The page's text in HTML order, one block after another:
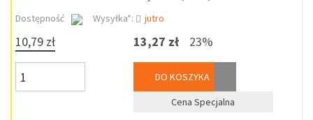
Dostępność
Wysyłka*: jutro
10,79 zł 13,27 zł 23%
DO KOSZYKA
Cena Specjalna